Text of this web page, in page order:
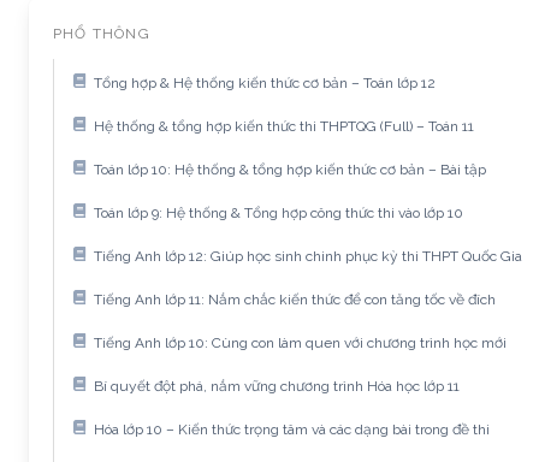
PHỔ THÔNG
Tổng hợp & Hệ thống kiến thức cơ bản – Toán lớp 12
Hệ thống & tổng hợp kiến thức thi THPTQG (Full) – Toán 11
Toán lớp 10: Hệ thống & tổng hợp kiến thức cơ bản – Bài tập
Toán lớp 9: Hệ thống & Tổng hợp công thức thi vào lớp 10
Tiếng Anh lớp 12: Giúp học sinh chinh phục kỳ thi THPT Quốc Gia
Tiếng Anh lớp 11: Nắm chắc kiến thức để con tăng tốc về đích
Tiếng Anh lớp 10: Cùng con làm quen với chương trình học mới
Bí quyết đột phá, nắm vững chương trình Hóa học lớp 11
Hóa lớp 10 – Kiến thức trọng tâm và các dạng bài trong đề thi